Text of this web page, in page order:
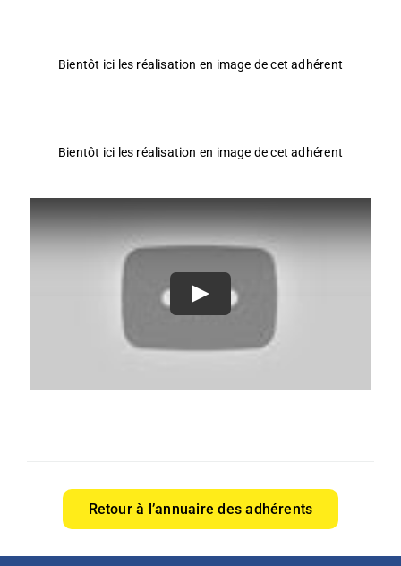
Bientôt ici les réalisation en image de cet adhérent
Bientôt ici les réalisation en image de cet adhérent
Retour à l’annuaire des adhérents